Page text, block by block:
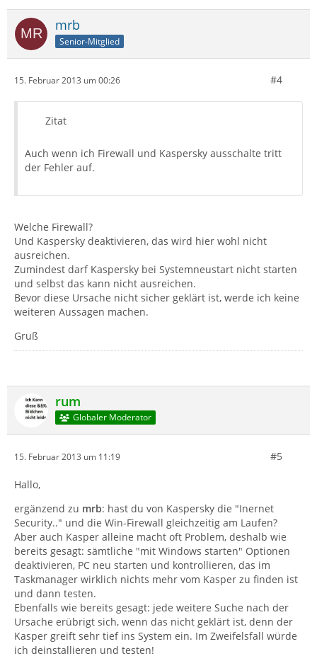
mrb
Senior-Mitglied
15. Februar 2013 um 00:26 #4
Zitat
Auch wenn ich Firewall und Kaspersky ausschalte tritt
der Fehler auf.
Welche Firewall?
Und Kaspersky deaktivieren, das wird hier wohl nicht
ausreichen.
Zumindest darf Kaspersky bei Systemneustart nicht starten
und selbst das kann nicht ausreichen.
Bevor diese Ursache nicht sicher geklärt ist, werde ich keine
weiteren Aussagen machen.
Gruß
rum
Globaler Moderator
15. Februar 2013 um 11:19 #5
Hallo,
ergänzend zu mrb: hast du von Kaspersky die "Inernet
Security.." und die Win-Firewall gleichzeitig am Laufen?
Aber auch Kasper alleine macht oft Problem, deshalb wie
bereits gesagt: sämtliche "mit Windows starten" Optionen
deaktivieren, PC neu starten und kontrollieren, das im
Taskmanager wirklich nichts mehr vom Kasper zu finden ist
und dann testen.
Ebenfalls wie bereits gesagt: jede weitere Suche nach der
Ursache erübrigt sich, wenn das nicht geklärt ist, denn der
Kasper greift sehr tief ins System ein. Im Zweifelsfall würde
ich deinstallieren und testen!